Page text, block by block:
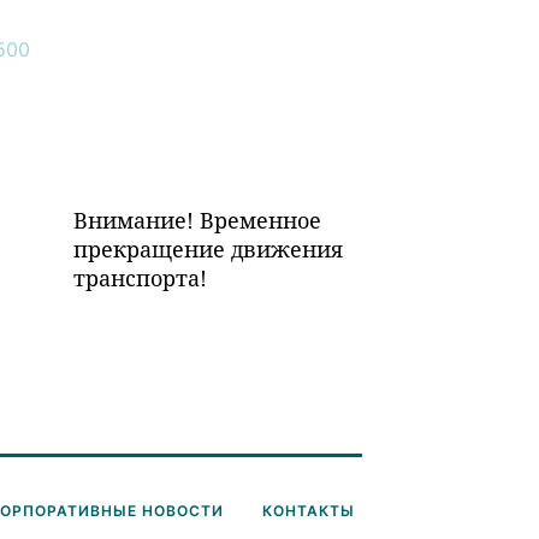
Внимание! Временное
прекращение движения
транспорта!
НОВОСТИ КОНТАКТЫ